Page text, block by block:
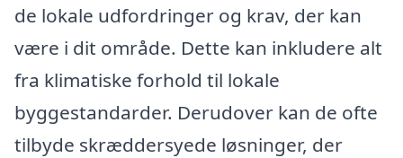
de lokale udfordringer og krav, der kan
være i dit område. Dette kan inkludere alt
fra klimatiske forhold til lokale
byggestandarder. Derudover kan de ofte
tilbyde skræddersyede løsninger, der